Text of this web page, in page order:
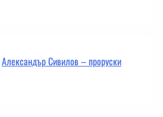
Александър Сивилов – проруски